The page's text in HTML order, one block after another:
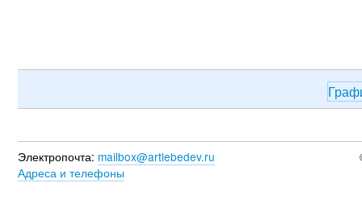
Электропочта: mailbox@artlebedev.ru
Адреса и телефоны